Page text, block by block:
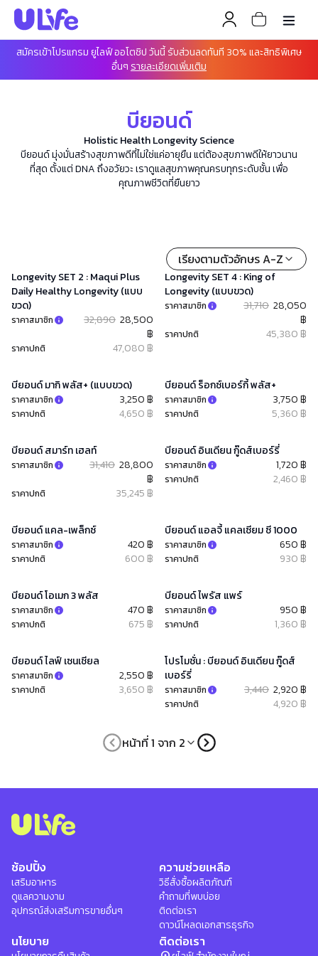
สมัครเข้าโปรแกรม ยูไลฟ์ ออโตชิป วันนี้ รับส่วนลดทันที 30% และสิทธิพิเศษ
อื่นๆ รายละเอียดเพิ่มเติม
บียอนด์
Holistic Health Longevity Science
บียอนด์ มุ่งมั่นสร้างสุขภาพดีที่ไม่ใช่แค่อายุยืน แต่ต้องสุขภาพดีให้ยาวนาน
ที่สุด ตั้งแต่ DNA ถึงอวัยวะ เราดูแลสุขภาพคุณครบทุกระดับชั้น เพื่อ
คุณภาพชีวิตที่ยืนยาว
เรียงตามตัวอักษร A-Z
Longevity SET 2 : Maqui Plus
Daily Healthy Longevity (แบบ
ขวด)
ราคาสมาชิก 32,890 28,500
฿
ราคาปกติ 47,080 ฿
Longevity SET 4 : King of
Longevity (แบบขวด)
ราคาสมาชิก 31,710 28,050
฿
ราคาปกติ 45,380 ฿
บียอนด์ มากิ พลัส+ (แบบขวด)
ราคาสมาชิก 3,250 ฿
ราคาปกติ 4,650 ฿
บียอนด์ ร็อกซ์เบอร์กี้ พลัส+
ราคาสมาชิก 3,750 ฿
ราคาปกติ 5,360 ฿
บียอนด์ สมาร์ท เฮลท์​
ราคาสมาชิก 31,410 28,800
฿
ราคาปกติ 35,245 ฿
บียอนด์ อินเดียน กู๊ดส์เบอร์รี่
ราคาสมาชิก 1,720 ฿
ราคาปกติ 2,460 ฿
บียอนด์ แคล-เพล็กซ์
ราคาสมาชิก 420 ฿
ราคาปกติ 600 ฿
บียอนด์ แอลจี้ แคลเซียม ซี 1000
ราคาสมาชิก 650 ฿
ราคาปกติ 930 ฿
บียอนด์ โอเมก 3 พลัส
ราคาสมาชิก 470 ฿
ราคาปกติ 675 ฿
บียอนด์ ไพรัส แพร์
ราคาสมาชิก 950 ฿
ราคาปกติ 1,360 ฿
บียอนด์ ไลฟ์ เซนเชียล
ราคาสมาชิก 2,550 ฿
ราคาปกติ 3,650 ฿
โปรโมชั่น : บียอนด์ อินเดียน กู๊ดส์
เบอร์รี่
ราคาสมาชิก 3,440 2,920 ฿
ราคาปกติ 4,920 ฿
หน้าที่ 1 จาก 2
ช้อปปิ้ง
เสริมอาหาร
ดูแลความงาม
อุปกรณ์ส่งเสริมการขายอื่นๆ
ความช่วยเหลือ
วิธีสั่งซื้อผลิตภัณฑ์
คำถามที่พบบ่อย
ติดต่อเรา
ดาวน์โหลดเอกสารธุรกิจ
นโยบาย ติดต่อเรา